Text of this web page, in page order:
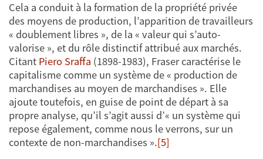
Cela a conduit à la formation de la propriété privée
des moyens de production, l’apparition de travailleurs
« doublement libres », de la « valeur qui s’auto-
valorise », et du rôle distinctif attribué aux marchés.
Citant Piero Sraffa (1898-1983), Fraser caractérise le
capitalisme comme un système de « production de
marchandises au moyen de marchandises ». Elle
ajoute toutefois, en guise de point de départ à sa
propre analyse, qu’il s’agit aussi d’« un système qui
repose également, comme nous le verrons, sur un
contexte de non-marchandises ».[5]